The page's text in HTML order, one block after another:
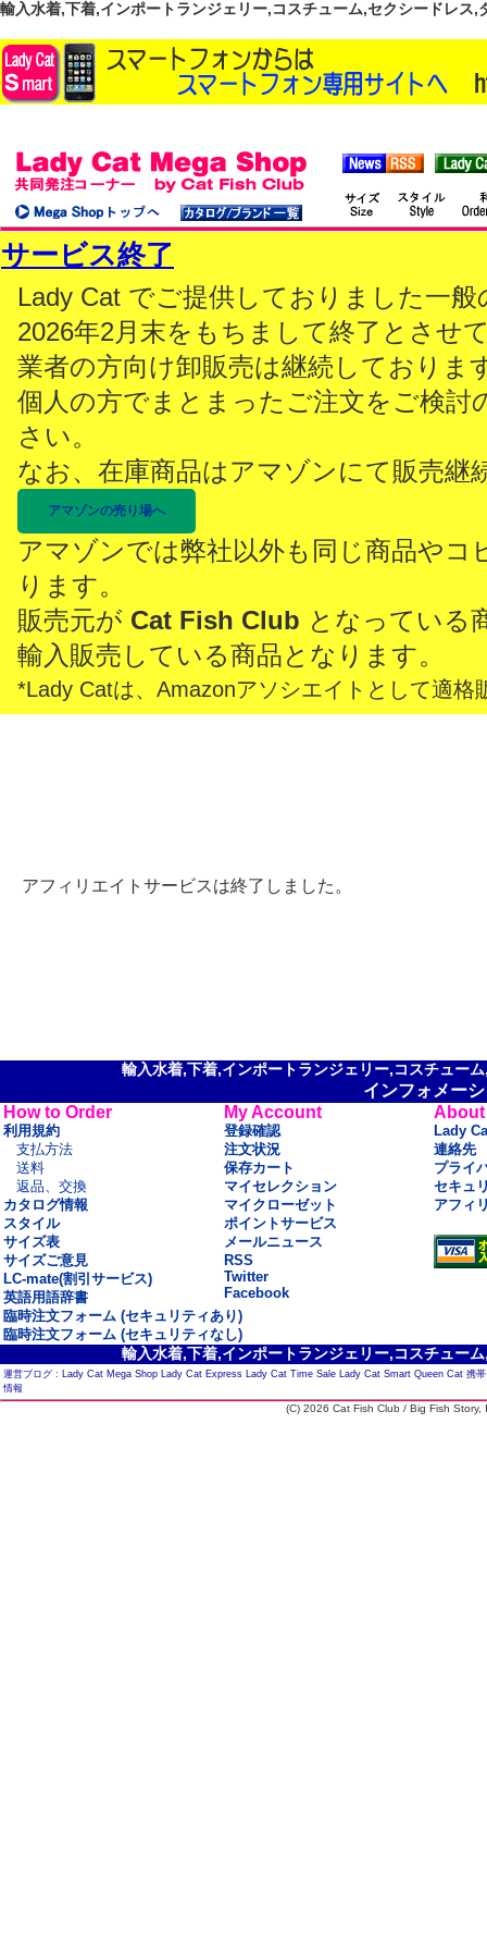
輸入水着,下着,インポートランジェリー,コスチューム,セクシードレス
サービス終了
Lady Cat でご提供しておりました一
2026年2月末をもちまして終了とさせ
業者の方向け卸販売は継続しておりま
個人の方でまとまったご注文をご検討
さい。
なお、在庫商品はアマゾンにて販売継
アマゾンの売り場へ
アマゾンでは弊社以外も同じ商品やコ
ります。
販売元が Cat Fish Club となっている
輸入販売している商品となります。
*Lady Catは、Amazonアソシエイトとして適格
アフィリエイトサービスは終了しました。
輸入水着,下着,インポートランジェリー,コスチュー
インフォメー
How to Order
利用規約
支払方法
送料
返品、交換
カタログ情報
スタイル
サイズ表
サイズご意見
LC-mate(割引サービス)
英語用語辞書
My Account
登録確認
注文状況
保存カート
マイセレクション
マイクローゼット
ポイントサービス
メールニュース
RSS
Twitter
Facebook
About
Lady
連絡先
プライ
セキュ
アフィ
臨時注文フォーム (セキュリティあり)
臨時注文フォーム (セキュリティなし)
輸入水着,下着,インポートランジェリー,コスチュー
運営ブログ : Lady Cat Mega Shop Lady Cat Express Lady Cat Time Sale Lady Cat Smart Queen Cat 携
情報
(C) 2026 Cat Fish Club / Big Fish Story,